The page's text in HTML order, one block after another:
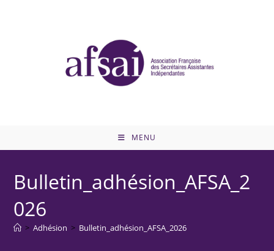
MENU
Bulletin_adhésion_AFSA_2
026
> Adhésion > Bulletin_adhésion_AFSA_2026